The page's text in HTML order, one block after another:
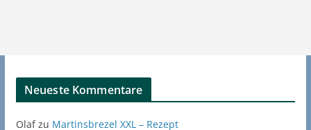
Neueste Kommentare
Olafzu Martinsbrezel XXL – Rezept